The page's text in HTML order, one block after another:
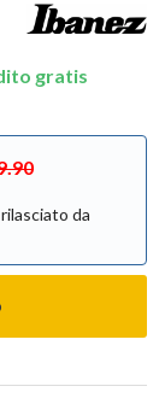
gratis
da